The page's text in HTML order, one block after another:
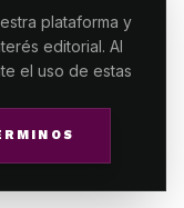
plataforma y
editorial. Al
el uso de estas